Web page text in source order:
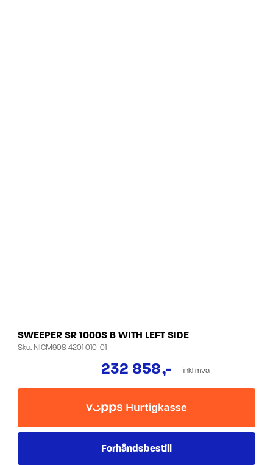
SWEEPER SR 1000S B WITH LEFT SIDE
Sku.NICM908 4201 010-01
232 858,- inkl mva